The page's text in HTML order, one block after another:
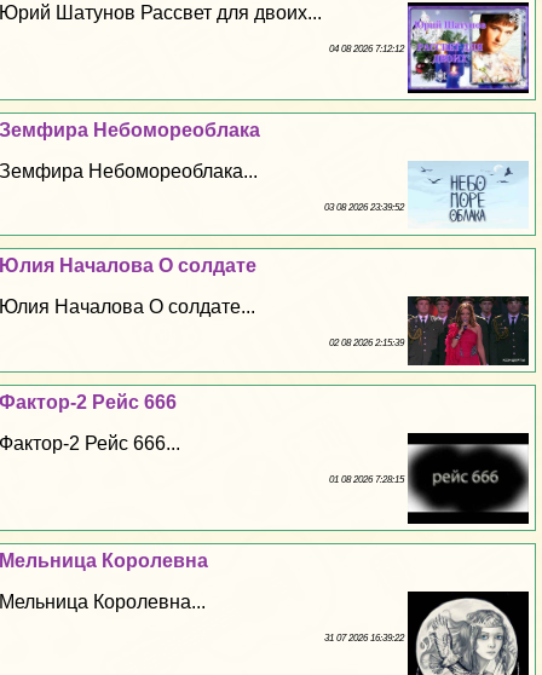
Юрий Шатунов Рассвет для двоих...
04 08 2026 7:12:12
Земфира Небомореоблака
Земфира Небомореоблака...
03 08 2026 23:39:52
Юлия Началова О солдате
Юлия Началова О солдате...
02 08 2026 2:15:39
Фактор-2 Рейс 666
Фактор-2 Рейс 666...
01 08 2026 7:28:15
Мельница Королевна
Мельница Королевна...
31 07 2026 16:39:22